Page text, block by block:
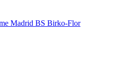
Madrid BS Birko-Flor